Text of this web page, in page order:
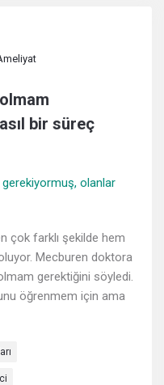
bir süreç
çok farklı şekilde hem
Mecburen doktora
gerektiğini söyledi.
öğrenmem için ama